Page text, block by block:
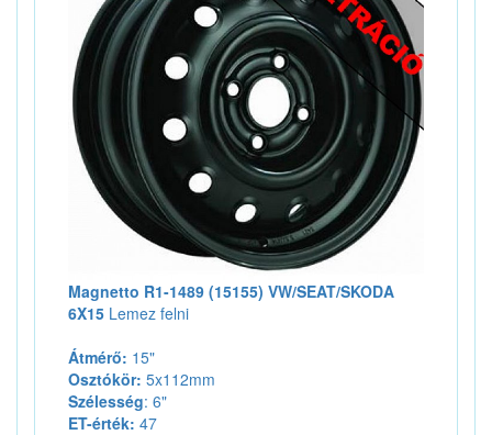
Magnetto R1-1489 (15155) VW/SEAT/SKODA
6X15 Lemez felni
Átmérő: 15"
Osztókör: 5x112mm
Szélesség: 6"
ET-érték: 47